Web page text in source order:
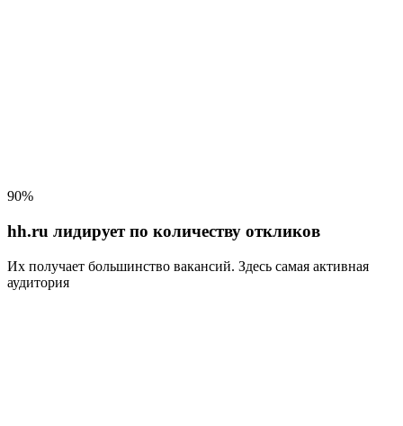
90%
hh.ru лидирует по количеству откликов
Их получает большинство вакансий. Здесь самая активная
аудитория